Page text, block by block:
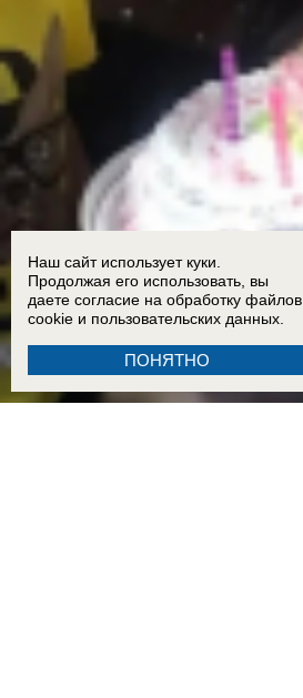
Наш сайт использует куки.
Продолжая его использовать, вы
даете согласие на обработку файлов
cookie и пользовательских данных.
ПОНЯТНО